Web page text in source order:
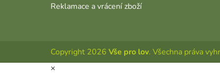
Reklamace a vrácení zboží
Copyright 2026 Vše pro lov. Všechna práva
×